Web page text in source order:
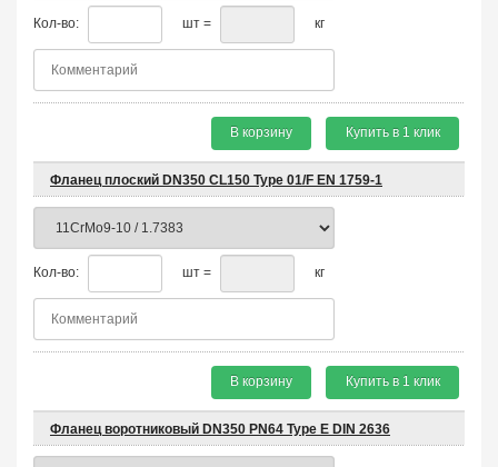
Кол-во: шт = кг
В корзину Купить в 1 клик
Фланец плоский DN350 CL150 Type 01/F EN 1759-1
Кол-во: шт = кг
В корзину Купить в 1 клик
Фланец воротниковый DN350 PN64 Type E DIN 2636